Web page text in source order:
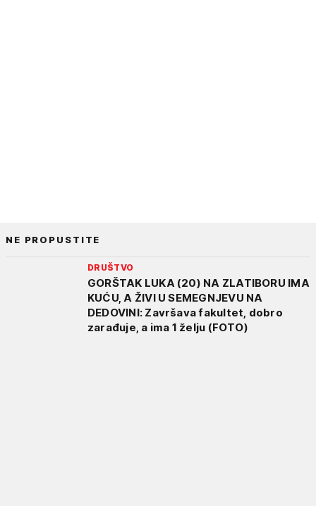
NE PROPUSTITE
DRUŠTVO
GORŠTAK LUKA (20) NA ZLATIBORU IMA
KUĆU, A ŽIVI U SEMEGNJEVU NA
DEDOVINI: Završava fakultet, dobro
zarađuje, a ima 1 želju (FOTO)